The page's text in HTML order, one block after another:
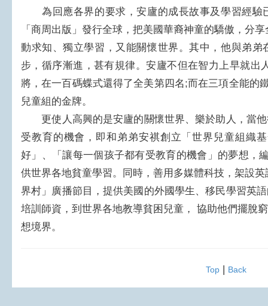
為回應各界的要求，安廬的成長故事及學習經驗
「商周出版」發行全球，把美國華裔神童的驕傲，分
動求知、獨立學習，又能關懷世界。其中，他與弟
步，循序漸進，甚有規律。安廬不但在智力上早就出
將，在一百碼蝶式還得了全美第四名;而在三項全能的
兒童組的金牌。
更使人高興的是安廬的關懷世界、樂於助人，當他
受教育的機會，即和弟弟安祺創立「世界兒童組織
好」、「讓每一個孩子都有受教育的機會」的夢想，
供世界各地貧童學習。同時，善用多媒體科技，架設
界村」廣播節目，提供美國的外國學生、移民學習英
培訓師資，到世界各地教導貧困兒童， 協助他們擺脫
想境界。
Top| Back